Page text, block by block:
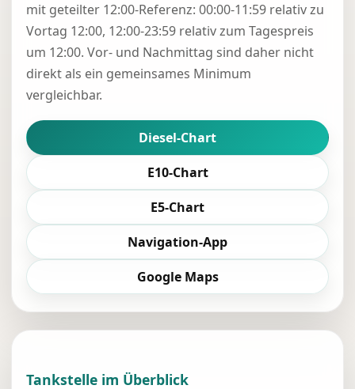
mit geteilter 12:00-Referenz: 00:00-11:59 relativ zu
Vortag 12:00, 12:00-23:59 relativ zum Tagespreis
um 12:00. Vor- und Nachmittag sind daher nicht
direkt als ein gemeinsames Minimum
vergleichbar.
Diesel-Chart
E10-Chart
E5-Chart
Navigation-App
Google Maps
Tankstelle im Überblick